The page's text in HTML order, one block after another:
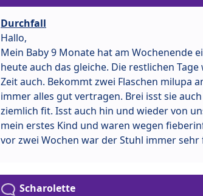
Durchfall
Hallo,
Mein Baby 9 Monate hat am Wochenende
heute auch das gleiche. Die restlichen
Zeit auch. Bekommt zwei Flaschen milupa
immer alles gut vertragen. Brei isst sie
ziemlich fit. Isst auch hin und wieder von
mein erstes Kind und waren wegen
vor zwei Wochen war der Stuhl immer
Scharolette